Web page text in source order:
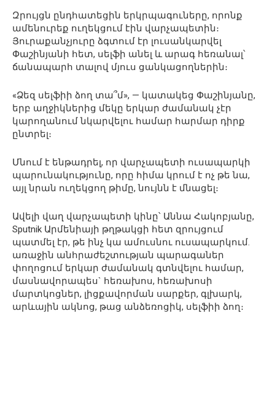
Զրույցն ընդհատեցին երկրպագուները, որոնք
ամենուրեք ուղեկցում էին վարչապետին։
Յուրաքանչյուրը ձգտում էր լուսանկարվել
Փաշինյանի հետ, սելֆի անել և արագ հեռանալ՝
ճանապարհ տալով մյուս ցանկացողներին։
«Ձեզ սելֆիի ձող տա՞մ», — կատակեց Փաշինյանը,
երբ աղջիկներից մեկը երկար ժամանակ չէր
կարողանում նկարվելու համար հարմար դիրք
ընտրել։
Մնում է ենթադրել, որ վարչապետի ուսապարկի
պարունակությունը, որը հիմա կրում է ոչ թե նա,
այլ նրան ուղեկցող թիմը, նույնն է մնացել։
Ավելի վաղ վարչապետի կինը՝ Աննա Հակոբյանը,
Sputnik Արմենիայի թղթակցի հետ զրույցում
պատմել էր, թե ինչ կա ամուսնու ուսապարկում.
առաջին անհրաժեշտության պարագաներ
փողոցում երկար ժամանակ գտնվելու համար,
մասնավորապես` հեռախոս, հեռախոսի
մարտկոցներ, լիցքավորման սարքեր, գլխարկ,
արևային ակնոց, թաց անձեռոցիկ, սելֆիի ձող։